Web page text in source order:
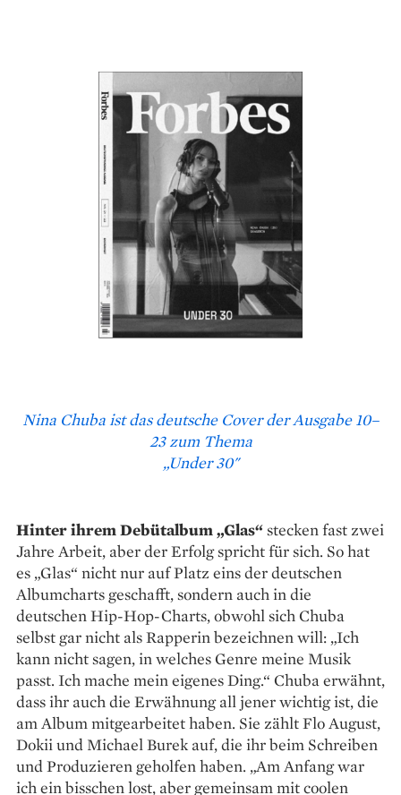
Nina Chuba ist das deutsche Cover der Ausgabe 10–
23 zum Thema
„Under 30"
Hinter ihrem Debütalbum „Glas“stecken fast zwei
Jahre Arbeit, aber der Erfolg spricht für sich. So hat
es „Glas“ nicht nur auf Platz eins der deutschen
Albumcharts geschafft, sondern auch in die
deutschen Hip-Hop-Charts, obwohl sich Chuba
selbst gar nicht als Rapperin bezeichnen will: „Ich
kann nicht sagen, in welches Genre meine Musik
passt. Ich mache mein eigenes Ding.“ Chuba erwähnt,
dass ihr auch die Erwähnung all jener wichtig ist, die
am Album mitgearbeitet haben. Sie zählt Flo August,
Dokii und Michael Burek auf, die ihr beim Schreiben
und Produzieren geholfen haben. „Am Anfang war
ich ein bisschen lost, aber gemeinsam mit coolen